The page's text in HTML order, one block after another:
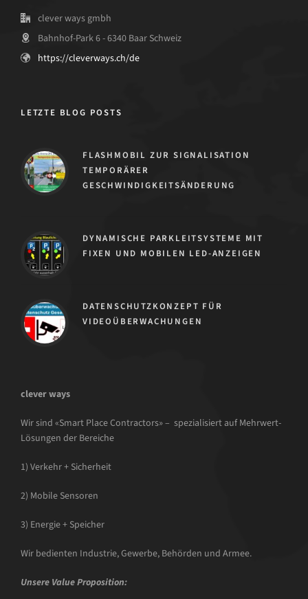
clever ways gmbh
Bahnhof-Park 6 - 6340 Baar Schweiz
https://cleverways.ch/de
LETZTE BLOG POSTS
FLASHMOBIL ZUR SIGNALISATION
TEMPORÄRER
GESCHWINDIGKEITSÄNDERUNG
DYNAMISCHE PARKLEITSYSTEME MIT
FIXEN UND MOBILEN LED-ANZEIGEN
DATENSCHUTZKONZEPT FÜR
VIDEOÜBERWACHUNGEN
clever ways
Wir sind «Smart Place Contractors» – spezialisiert auf Mehrwert-
Lösungen der Bereiche
1) Verkehr + Sicherheit
2) Mobile Sensoren
3) Energie + Speicher
Wir bedienten Industrie, Gewerbe, Behörden und Armee.
Unsere Value Proposition: